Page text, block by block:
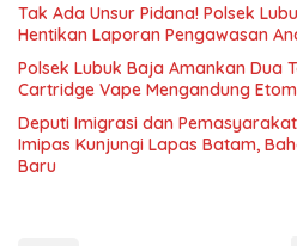
Tak Ada Unsur Pidana! Polsek
Hentikan Laporan Pengawasan
Polsek Lubuk Baja Amankan Dua
Cartridge Vape Mengandung
Deputi Imigrasi dan
Imipas Kunjungi Lapas Batam,
Baru